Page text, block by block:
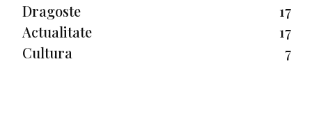
Dragoste
17
Actualitate
17
Cultura
7